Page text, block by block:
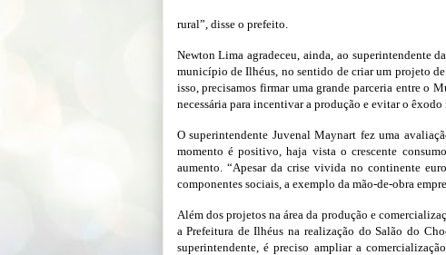
rural”, disse o prefeito.
Newton Lima agradeceu, ainda, ao superintendente
município de Ilhéus, no sentido de criar um projeto
isso, precisamos firmar uma grande parceria entre o
necessária para incentivar a produção e evitar o êxodo
O superintendente Juvenal Maynart fez uma
momento é positivo, haja vista o crescente
aumento. “Apesar da crise vivida no continente
componentes sociais, a exemplo da mão-de-obra
Além dos projetos na área da produção e
a Prefeitura de Ilhéus na realização do Salão do
superintendente, é preciso ampliar a